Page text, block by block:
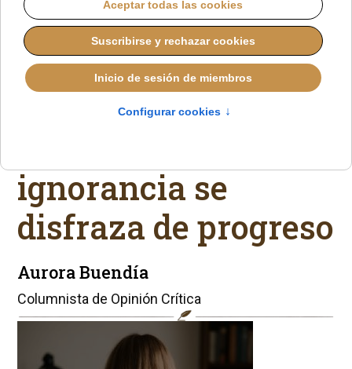
MIÉRCOLES, 21 MAYO 2025 18:19
Catecismo, pecado y
caza episcopal:
ignorancia se
disfraza de progreso
Aurora Buendía
Columnista de Opinión Crítica